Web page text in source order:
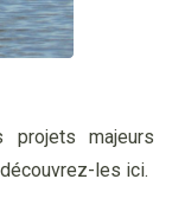
projets majeurs
les ici.